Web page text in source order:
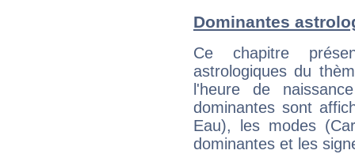
Dominantes
Ce chapitre
astrologiques du
l'heure de
dominantes sont
Eau), les modes
dominantes et les